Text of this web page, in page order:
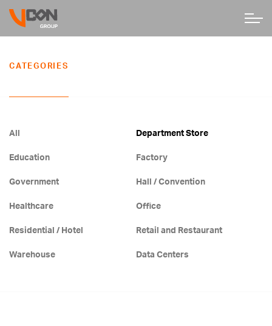
CATEGORIES
All Department Store
Education Factory
Government Hall / Convention
Healthcare Office
Residential / Hotel Retail and Restaurant
Warehouse Data Centers